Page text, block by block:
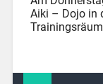
Aiki – Dojo in